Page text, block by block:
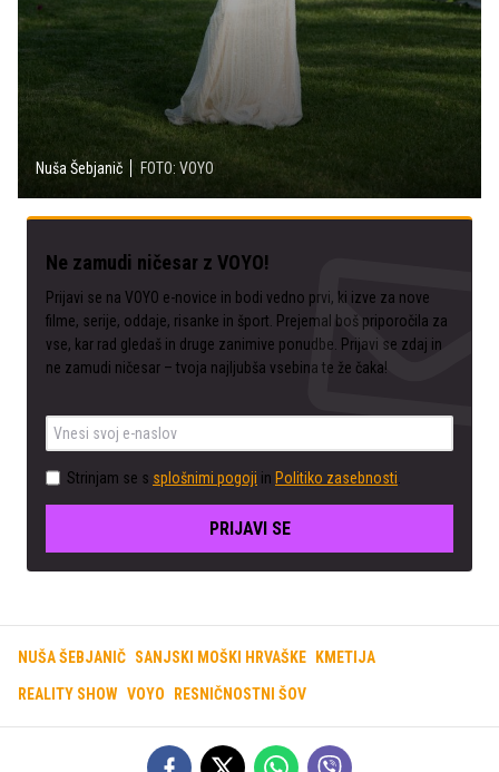
Nuša Šebjanič FOTO: VOYO
Ne zamudi ničesar z VOYO!
Prijavi se na VOYO e-novice in bodi vedno prvi, ki izve za nove
filme, serije, oddaje, risanke in šport. Prejemal boš priporočila za
vse, kar rad gledaš in druge zanimive ponudbe. Prijavi se zdaj in
ne zamudi ničesar – tvoja najljubša vsebina te že čaka!
Strinjam se s splošnimi pogoji in Politiko zasebnosti
PRIJAVI SE
NUŠA ŠEBJANIČ SANJSKI MOŠKI HRVAŠKE KMETIJA
REALITY SHOW VOYO RESNIČNOSTNI ŠOV